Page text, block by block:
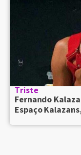
Triste
Fernando
Espaço